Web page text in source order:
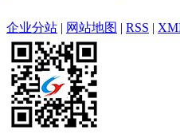
企业分站 | 网站地图 | RSS |